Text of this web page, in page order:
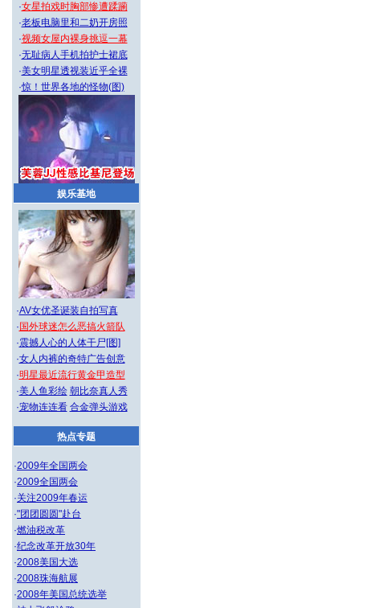
·女星拍戏时胸部惨遭蹂躏
·老板电脑里和二奶开房照
·视频女屋内裸身挑逗一幕
·无耻病人手机拍护士裙底
·美女明星透视装近乎全裸
·惊！世界各地的怪物(图)
娱乐基地
·AV女优圣诞装自拍写真
· 国外球迷怎么恶搞火箭队
·震撼人心的人体干尸[图]
·女人内裤的奇特广告创意
·明星最近流行黄金甲造型
·美人鱼彩绘 朝比奈真人秀
·宠物连连看 合金弹头游戏
热点专题
·2009年全国两会
·2009全国两会
·关注2009年春运
·"团团圆圆"赴台
·燃油税改革
·纪念改革开放30年
·2008美国大选
·2008珠海航展
·2008年美国总统选举